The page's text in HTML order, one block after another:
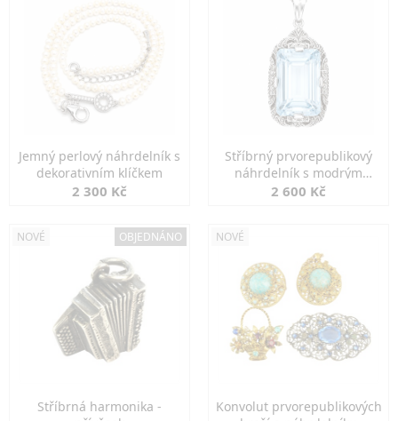
Jemný perlový náhrdelník s
dekorativním klíčkem
2 300 Kč
Stříbrný prvorepublikový
náhrdelník s modrým
spinelem
2 600 Kč
NOVÉ OBJEDNÁNO
Stříbrná harmonika -
NOVÉ
Konvolut prvorepublikových